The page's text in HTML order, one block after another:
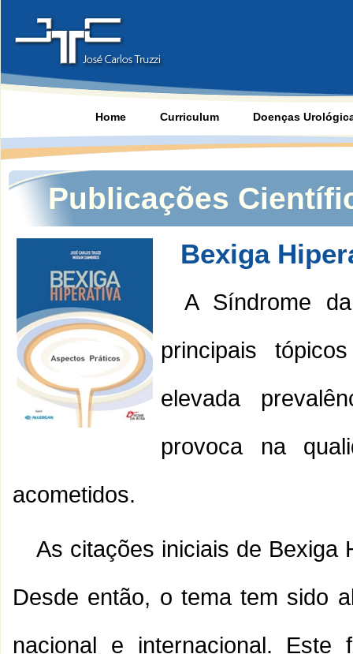
Home Curriculum Doenças
Publicações
Bexiga
A Síndrome
principais
elevada
provoca na
acometidos.
As citações iniciais de Bexiga
Desde então, o tema tem sido
nacional e internacional. Este